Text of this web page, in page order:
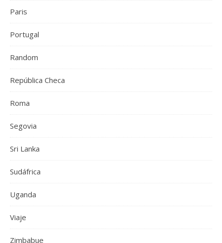
Paris
Portugal
Random
República Checa
Roma
Segovia
Sri Lanka
Sudáfrica
Uganda
Viaje
Zimbabue